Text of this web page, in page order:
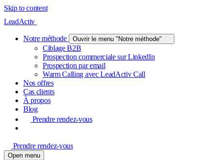
Skip to content
LeadActiv
Notre méthode Ouvrir le menu "Notre méthode"
Ciblage B2B
Prospection commerciale sur LinkedIn
Prospection par email
Warm Calling avec LeadActiv Call
Nos offres
Cas clients
À propos
Blog
Prendre rendez-vous
Prendre rendez-vous
Open menu